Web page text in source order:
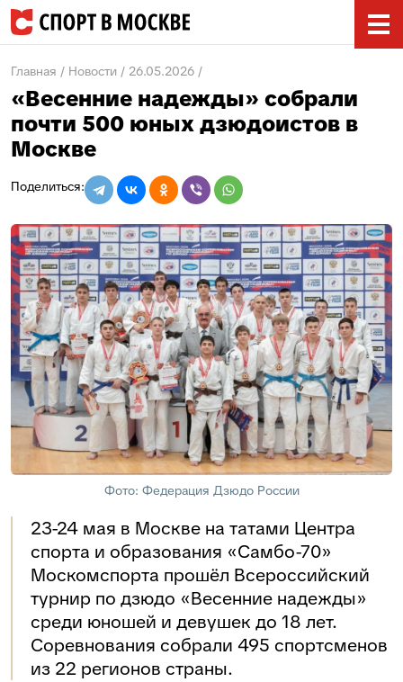
Главная Новости 26.05.2026
«Весенние надежды» собрали
почти 500 юных дзюдоистов в
Москве
Фото: Федерация Дзюдо России
23-24 мая в Москве на татами Центра
спорта и образования «Самбо-70»
Москомспорта прошёл Всероссийский
турнир по дзюдо «Весенние надежды»
среди юношей и девушек до 18 лет.
Соревнования собрали 495 спортсменов
из 22 регионов страны.